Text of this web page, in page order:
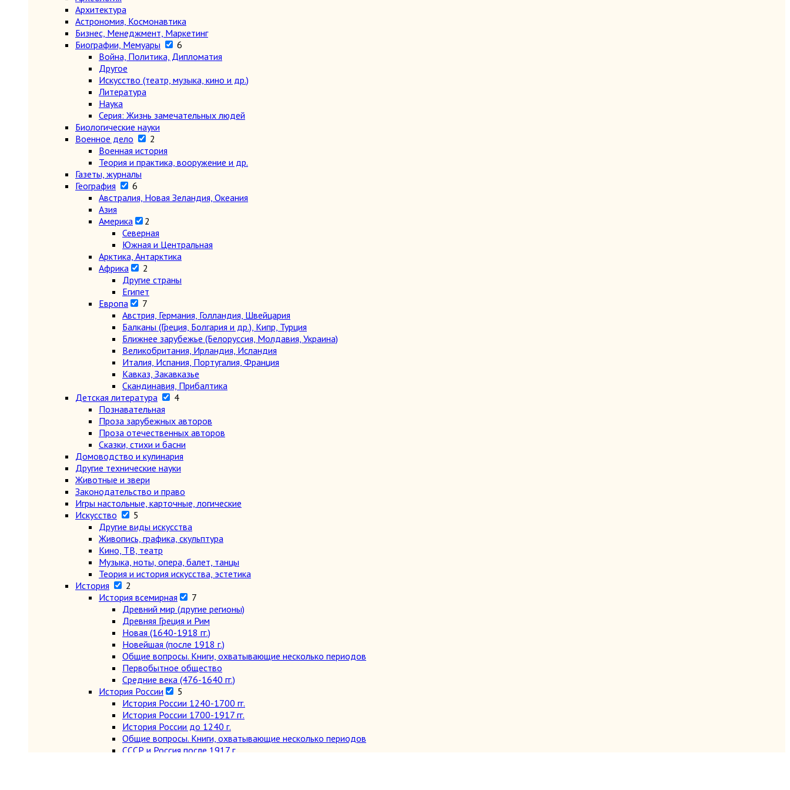
Архитектура
Астрономия, Космонавтика
Бизнес, Менеджмент, Маркетинг
Биографии, Мемуары
6
Война, Политика, Дипломатия
Другое
Искусство (театр, музыка, кино и др.)
Литература
Наука
Серия: Жизнь замечательных людей
Биологические науки
Военное дело
2
Военная история
Теория и практика, вооружение и др.
Газеты, журналы
География
6
Австралия, Новая Зеландия, Океания
Азия
Америка
2
Северная
Южная и Центральная
Арктика, Антарктика
Африка
2
Другие страны
Египет
Европа
7
Австрия, Германия, Голландия, Швейцария
Балканы (Греция, Болгария и др.), Кипр, Турция
Ближнее зарубежье (Белоруссия, Молдавия, Украина)
Великобритания, Ирландия, Исландия
Италия, Испания, Португалия, Франция
Кавказ, Закавказье
Скандинавия, Прибалтика
Детская литература
4
Познавательная
Проза зарубежных авторов
Проза отечественных авторов
Сказки, стихи и басни
Домоводство и кулинария
Другие технические науки
Животные и звери
Законодательство и право
Игры настольные, карточные, логические
Искусство
5
Другие виды искусства
Живопись, графика, скульптура
Кино, ТВ, театр
Музыка, ноты, опера, балет, танцы
Теория и история искусства, эстетика
История
2
История всемирная
7
Древний мир (другие регионы)
Древняя Греция и Рим
Новая (1640-1918 гг.)
Новейшая (после 1918 г.)
Общие вопросы. Книги, охватывающие несколько периодов
Первобытное общество
Средние века (476-1640 гг.)
История России
5
История России 1240-1700 гг.
История России 1700-1917 гг.
История России до 1240 г.
Общие вопросы. Книги, охватывающие несколько периодов
СССР и Россия после 1917 г.